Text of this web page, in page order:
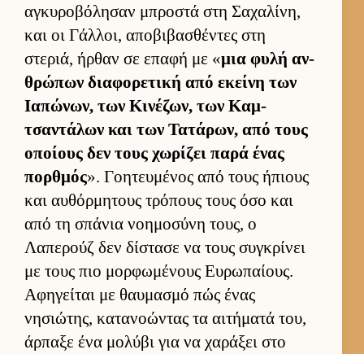
αγκυροβόλησαν μπροστά στη Σαχαλίνη,
και οι Γάλ­λοι, αποβιβασθέντες στη
στεριά, ήρ­θαν σε επαφή με «μια φυλή αν­
θρώπων δια­φορετική από εκείνη των
Ια­πώνων, των Κινέζων, των Καμ­
τσαντάλων και των Τατάρων, από τους
οποί­ους δεν τους χωρίζει παρά ένας
πορ­θμός». Γοη­τευ­μένος από τους ήπιους
και αυ­θόρ­μητους τρόπους τους όσο και
από τη σπάνια νοη­μοσύνη τους, ο
Λαπερούζ δεν δίστασε να τους συγκρίνει
με τους πιο μορ­φωμένους Ευ­ρωπαί­ους.
Αφηγεί­ται με θαυ­μασμό πώς ένας
νησιώτης, κατανοώντας τα αι­τήματά του,
άρ­παξε ένα μολύβι για να χαράξει στο